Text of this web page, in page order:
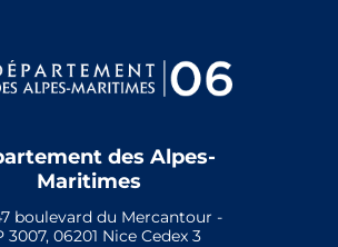
des Alpes-
Maritimes
boulevard du Mercantour -
3007, 06201 Nice Cedex 3